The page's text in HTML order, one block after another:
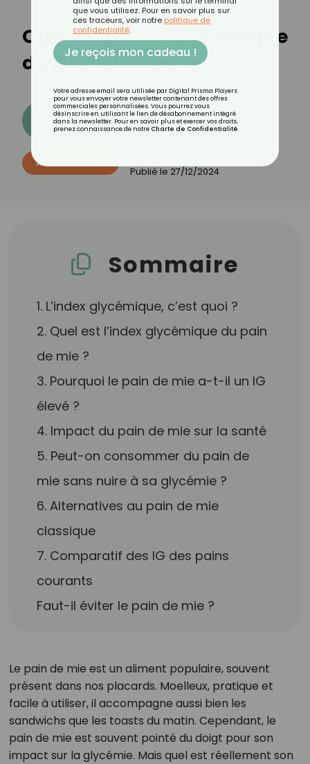
Quel est l'index glycémique
du pain de mie ?
Découvrez les 11 menus CROQ
ALIMENTATION
Publié le 27/12/2024
Sommaire
1. L’index glycémique, c’est quoi ?
2. Quel est l’index glycémique du pain
de mie ?
3. Pourquoi le pain de mie a-t-il un IG
élevé ?
4. Impact du pain de mie sur la santé
5. Peut-on consommer du pain de
mie sans nuire à sa glycémie ?
6. Alternatives au pain de mie
classique
7. Comparatif des IG des pains
courants
Faut-il éviter le pain de mie ?
Le pain de mie est un aliment populaire, souvent
présent dans nos placards. Moelleux, pratique et
facile à utiliser, il accompagne aussi bien les
sandwichs que les toasts du matin. Cependant, le
pain de mie est souvent pointé du doigt pour son
impact sur la glycémie. Mais quel est réellement son
que vous utilisez. Pour en savoir plus sur
ces traceurs, voir notre politique de
confidentialité.
Je reçois mon cadeau !
Votre adresse email sera utilisée par Digital Prisma Players
pour vous envoyer votre newsletter contenant des offres
commerciales personnalisées. Vous pourrez vous
désinscrire en utilisant le lien de désabonnement intégré
dans la newsletter. Pour en savoir plus et exercer vos droits,
prenez connaissance de notre Charte de Confidentialité.